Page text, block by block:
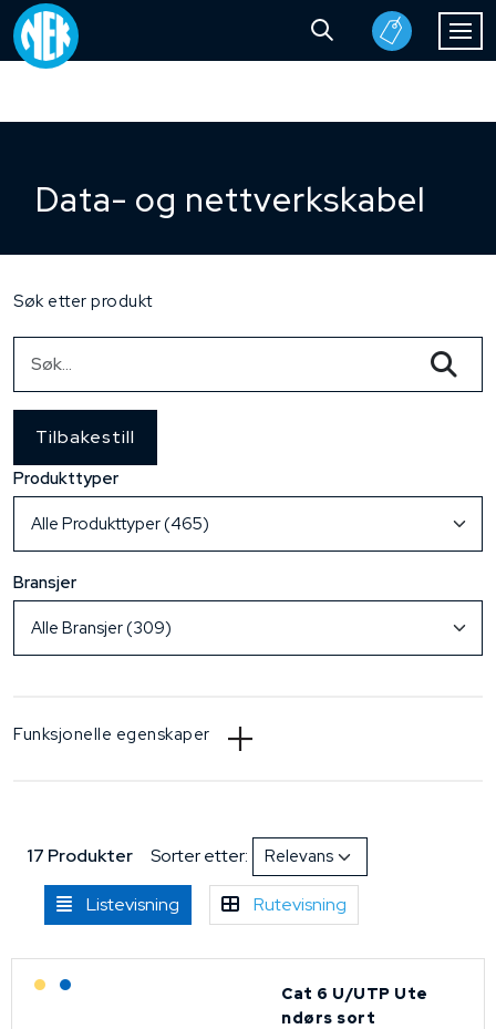
Data- og nettverkskabel
Søk etter produkt
Tilbakestill
Produkttyper
Bransjer
Funksjonelle egenskaper
17 Produkter Sorter etter:
Listevisning Rutevisning
Lagerført: Grossist
Cat 6 U/UTP Ute
ndørs sort